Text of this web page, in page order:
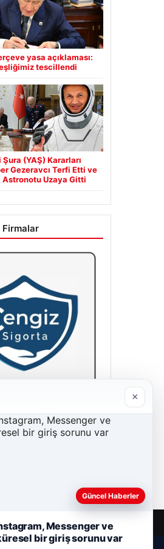
yasa açıklaması:
tescillendi
(YAŞ) Kararları
Gezeravcı Terfi Etti ve
Astronotu Uzaya Gitti
Firmalar
×
Güncel Haberler
Messenger ve
bir giriş sorunu var